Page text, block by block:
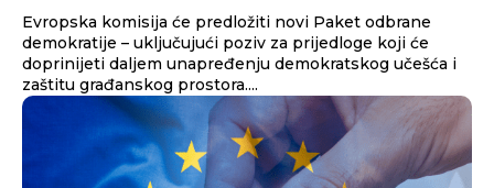
Evropska komisija će predložiti novi Paket odbrane
demokratije – uključujući poziv za prijedloge koji će
doprinijeti daljem unapređenju demokratskog učešća i
zaštitu građanskog prostora....